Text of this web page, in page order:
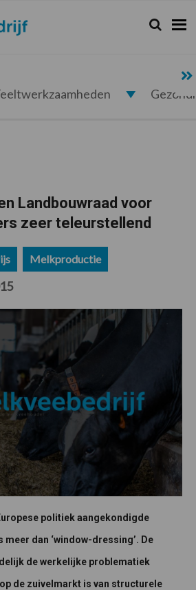
Zoeken...
Zoek
Landbouwraad voor
zeer teleurstellend
Melkproductie
politiek aangekondigde
dan ‘window-dressing’. De
de werkelijke problematiek
de zuivelmarkt is van structurele